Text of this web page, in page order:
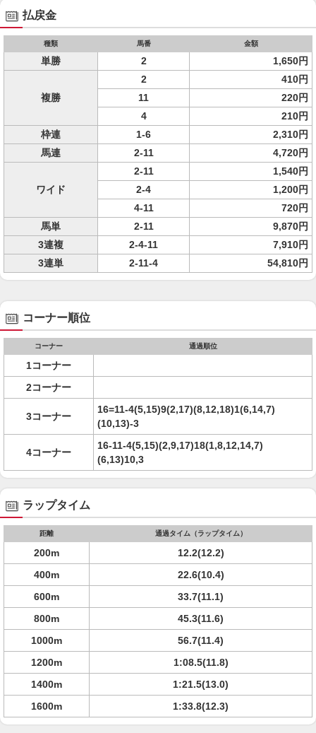
払戻金
種類 馬番 金額
単勝 2 1,650円
複勝
2
410円
11
220円
4
210円
枠連
1-6
2,310円
馬連
2-11 4,720円
ワイド
2-11
1,540円
2-4
1,200円
4-11
720円
馬単
2-11
9,870円
3連複
2-4-11
7,910円
3連単
2-11-4 54,810円
コーナー順位
コーナー 通過順位
1コーナー
2コーナー
3コーナー
16=11-4(5,15)9(2,17)(8,12,18)1(6,14,7)
(10,13)-3
4コーナー
16-11-4(5,15)(2,9,17)18(1,8,12,14,7)
(6,13)10,3
ラップタイム
距離 通過タイム（ラップタイム）
200m
12.2(12.2)
400m
22.6(10.4)
600m
33.7(11.1)
800m
45.3(11.6)
1000m
56.7(11.4)
1200m
1:08.5(11.8)
1400m
1:21.5(13.0)
1600m
1:33.8(12.3)